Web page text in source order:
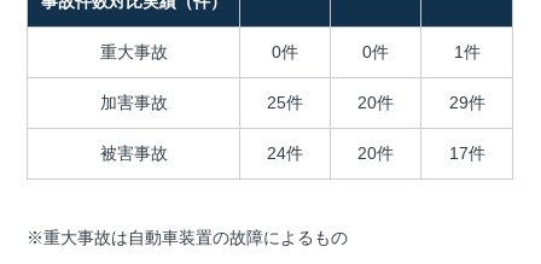
重大事故 0件 0件 1件
加害事故 25件 20件 29件
被害事故 24件 20件 17件
※重大事故は自動車装置の故障によるもの